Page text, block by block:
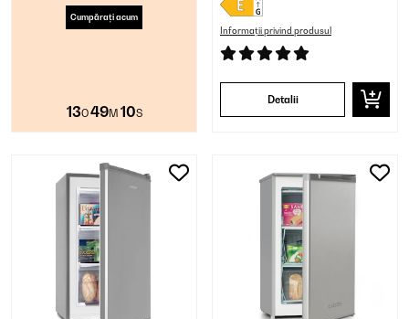
Cumpărați acum
13O49M 10S
Informații privind produsul
Detalii